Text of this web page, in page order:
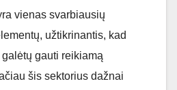
vienas svarbiausių
užtikrinantis, kad
gauti reikiamą
šis sektorius dažnai